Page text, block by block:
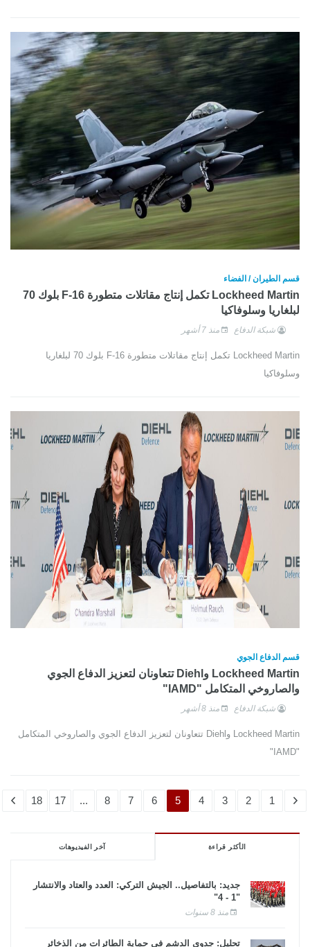
قسم الطيران / الفضاء
Lockheed Martin تكمل إنتاج مقاتلات متطورة F-16 بلوك 70
لبلغاريا وسلوفاكيا
شبكة الدفاع منذ 7 أشهر
Lockheed Martin تكمل إنتاج مقاتلات متطورة F-16 بلوك 70 لبلغاريا
وسلوفاكيا
قسم الدفاع الجوي
Lockheed Martin وDiehl تتعاونان لتعزيز الدفاع الجوي
والصاروخي المتكامل "IAMD"
شبكة الدفاع منذ 8 أشهر
Lockheed Martin وDiehl تتعاونان لتعزيز الدفاع الجوي والصاروخي المتكامل
"IAMD"
1
2
3
4
5
6
7
8
...
17
18
الأكثر قراءة آخر الفيديوهات
جديد: بالتفاصيل.. الجيش التركي: العدد والعتاد والانتشار
"1 - 4"
منذ 8 سنوات
تحليل: جدوى الدشم فى حماية الطائرات من الذخائر